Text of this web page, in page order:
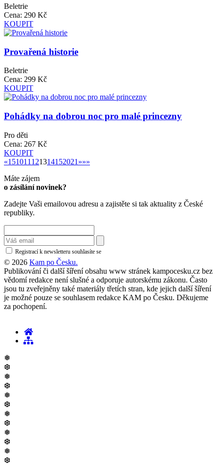
Beletrie
Cena: 290 Kč
KOUPIT
Provařená historie
Beletrie
Cena: 299 Kč
KOUPIT
Pohádky na dobrou noc pro malé princezny
Pro děti
Cena: 267 Kč
KOUPIT
««1 51011 121314152021 »»
»»
Máte zájem
o zásílání novinek?
Zadejte Vaši emailovou adresu a zajistěte si tak aktuality z České
republiky.
Registrací k newsletteru souhlasíte se
© 2026 Kam po Česku.
Publikování či další šíření obsahu www stránek kampocesku.cz bez
vědomí redakce není slušné a odporuje autorskému zákonu. Často
jsou tu zveřejněny také materiály třetích stran, kde jejich další šíření
je možné pouze se souhlasem redakce KAM po Česku. Děkujeme
za pochopení.
❅
❆
❅
❆
❅
❆
❅
❆
❅
❆
❅
❆